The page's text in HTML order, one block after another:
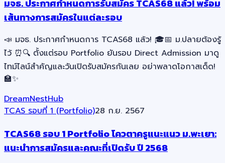
มจธ. ประกาศกำหนดการรับสมัคร TCAS68 แล้ว! พร้อม
เส้นทางการสมัครในแต่ละรอบ
📣 มจธ. ประกาศกำหนดการ TCAS68 แล้ว! 🎓📅 ม.ปลายต้องรู้
ไว้ ⏰🔍 ตั้งแต่รอบ Portfolio ยันรอบ Direct Admission มาดู
ไทม์ไลน์สำคัญและวันเปิดรับสมัครกันเลย อย่าพลาดโอกาสเด็ด!
🏫✨
DreamNestHub
TCAS รอบที่ 1 (Portfolio)28 ก.ย. 2567
TCAS68 รอบ 1 Portfolio โควตาครูแนะแนว ม.พะเยา:
แนะนำการสมัครและคณะที่เปิดรับ ปี 2568